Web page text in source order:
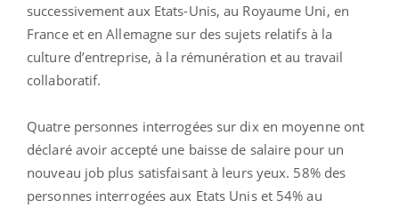
successivement aux Etats-Unis, au Royaume Uni, en
France et en Allemagne sur des sujets relatifs à la
culture d’entreprise, à la rémunération et au travail
collaboratif.
Quatre personnes interrogées sur dix en moyenne ont
déclaré avoir accepté une baisse de salaire pour un
nouveau job plus satisfaisant à leurs yeux. 58% des
personnes interrogées aux Etats Unis et 54% au